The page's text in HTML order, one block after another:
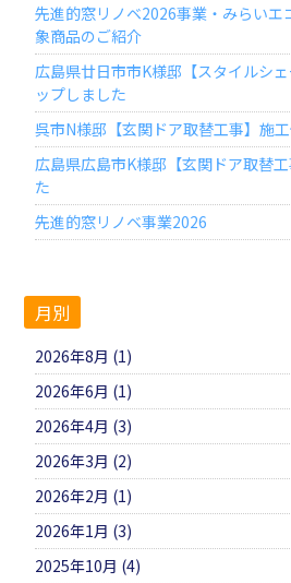
先進的窓リノベ2026事業・みらい
象商品のご紹介
広島県廿日市市K様邸【スタイルシ
ップしました
呉市N様邸【玄関ドア取替工事】施
広島県広島市K様邸【玄関ドア取替
た
先進的窓リノベ事業2026
月別
2026年8月 (1)
2026年6月 (1)
2026年4月 (3)
2026年3月 (2)
2026年2月 (1)
2026年1月 (3)
2025年10月 (4)